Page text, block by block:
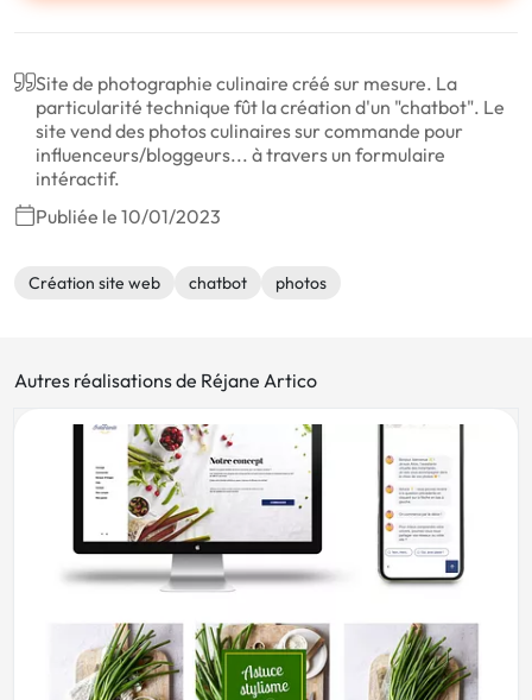
Site de photographie culinaire créé sur mesure. La
particularité technique fût la création d'un "chatbot". Le
site vend des photos culinaires sur commande pour
influenceurs/bloggeurs... à travers un formulaire
intéractif.
Publiée le 10/01/2023
Création site web chatbot photos
Autres réalisations de Réjane Artico